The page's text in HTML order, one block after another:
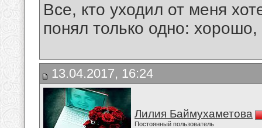
Все, кто уходил от меня
понял только одно:
13.04.2017, 16:24
Лилия Баймухаметова
Постоянный пользователь